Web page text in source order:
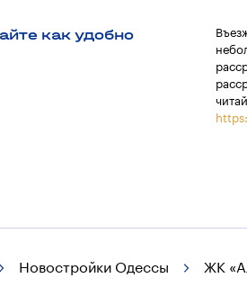
как удобно
Новостройки Одессы ЖК